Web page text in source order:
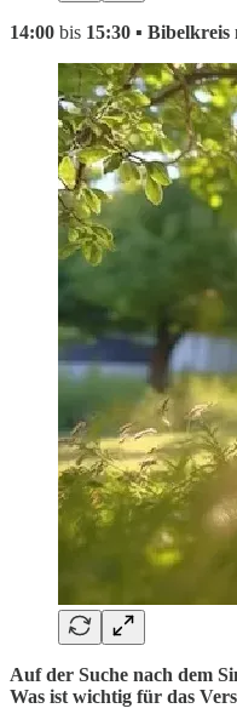
14:00 bis 15:30 ▪ Bibelkreis
Auf der Suche nach dem
Was ist wichtig für das